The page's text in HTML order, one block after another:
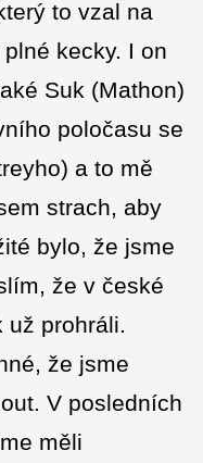
to vzal na
kecky. I on
Suk (Mathon)
poločasu se
a to mě
strach, aby
bylo, že jsme
že v české
už prohráli.
že jsme
V posledních
měli